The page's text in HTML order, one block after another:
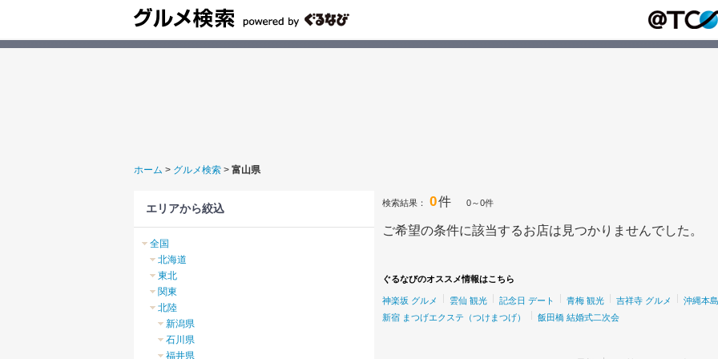
ホーム > グルメ検索 > 富山県
検索結果： 0件 0～0件
ご希望の条件に該当するお店は見つかりませんでした。
ぐるなびのオススメ情報はこちら
神楽坂 グルメ 雲仙 観光 記念日 デート 青梅 観光 吉祥寺 グルメ
沖縄本
新宿 まつげエクステ（つけまつげ）
飯田橋 結婚式二次会
エリアから絞込
全国
北海道
東北
関東
北陸
新潟県
石川県
福井県